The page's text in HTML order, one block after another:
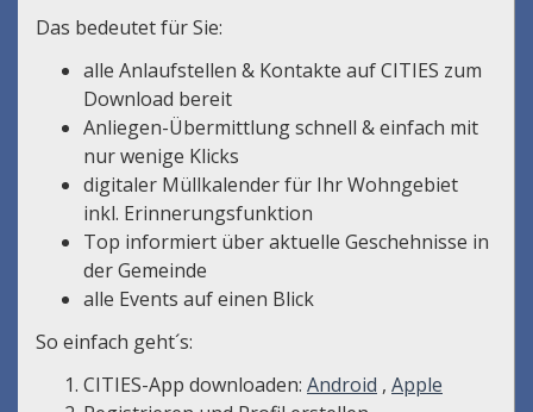
Das bedeutet für Sie:
alle Anlaufstellen & Kontakte auf CITIES zum
Download bereit
Anliegen-Übermittlung schnell & einfach mit
nur wenige Klicks
digitaler Müllkalender für Ihr Wohngebiet
inkl. Erinnerungsfunktion
Top informiert über aktuelle Geschehnisse in
der Gemeinde
alle Events auf einen Blick
So einfach geht´s:
CITIES-App downloaden: Android , Apple